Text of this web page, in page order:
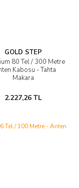
GOLD STEP
80 Tel / 300 Metre
Kabosu - Tahta
Makara
2.227,26 TL